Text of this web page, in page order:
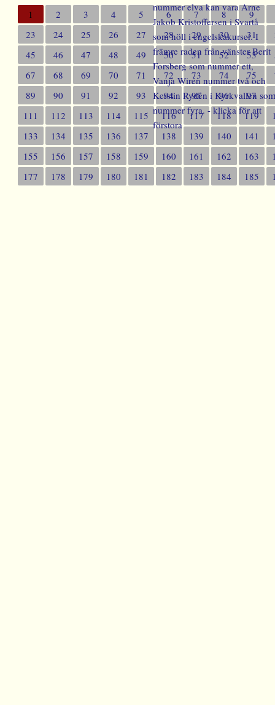
1 2 3 4 5 6 7 8 9
23
24 25 26 27 28 29 30 31
45
46 47 48 49 50 51 52 53
67
68 69 70 71 72 73 74 75
89
90 91 92 93 94 95 96 97
111
112 113 114 115 116 117 118 119
133
134 135 136 137 138 139 140 141
155
156 157 158 159 160 161 162 163
177
178 179 180 181 182 183 184 185